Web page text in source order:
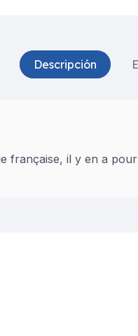
Descripción
française, il y en a